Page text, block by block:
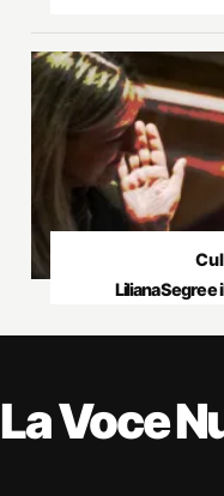
Liliana Segre
La Voce